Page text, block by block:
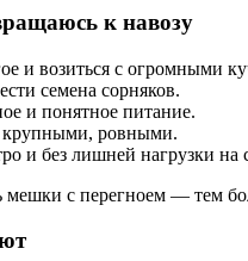
к навозу
и возиться с огромными
семена сорняков.
и понятное питание.
ровными.
и без лишней нагрузки на
мешки с перегноем — тем